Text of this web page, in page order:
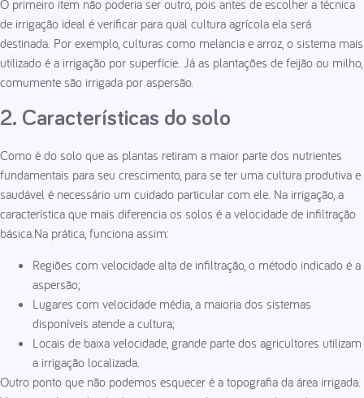
O primeiro item não poderia ser outro, pois antes de escolher a técnica
de irrigação ideal é verificar para qual cultura agrícola ela será
destinada. Por exemplo, culturas como melancia e arroz, o sistema mais
utilizado é a irrigação por superfície. Já as plantações de feijão ou milho,
comumente são irrigada por aspersão.
2. Características do solo
Como é do solo que as plantas retiram a maior parte dos nutrientes
fundamentais para seu crescimento, para se ter uma cultura produtiva e
saudável é necessário um cuidado particular com ele. Na irrigação, a
característica que mais diferencia os solos é a velocidade de infiltração
básica.Na prática, funciona assim:
Regiões com velocidade alta de infiltração, o método indicado é a
aspersão;
Lugares com velocidade média, a maioria dos sistemas
disponíveis atende a cultura;
Locais de baixa velocidade, grande parte dos agricultores utilizam
a irrigação localizada.
Outro ponto que não podemos esquecer é a topografia da área irrigada.